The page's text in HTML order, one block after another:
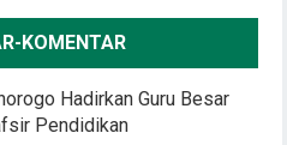
KOMENTAR
Hadirkan Guru Besar
Pendidikan